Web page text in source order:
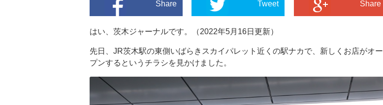
Share Tweet Share
はい、茨木ジャーナルです。（2022年5月16日更新）
先日、JR茨木駅の東側いばらきスカイパレット近くの駅ナカで、新しくお店がオー
プンするというチラシを見かけました。